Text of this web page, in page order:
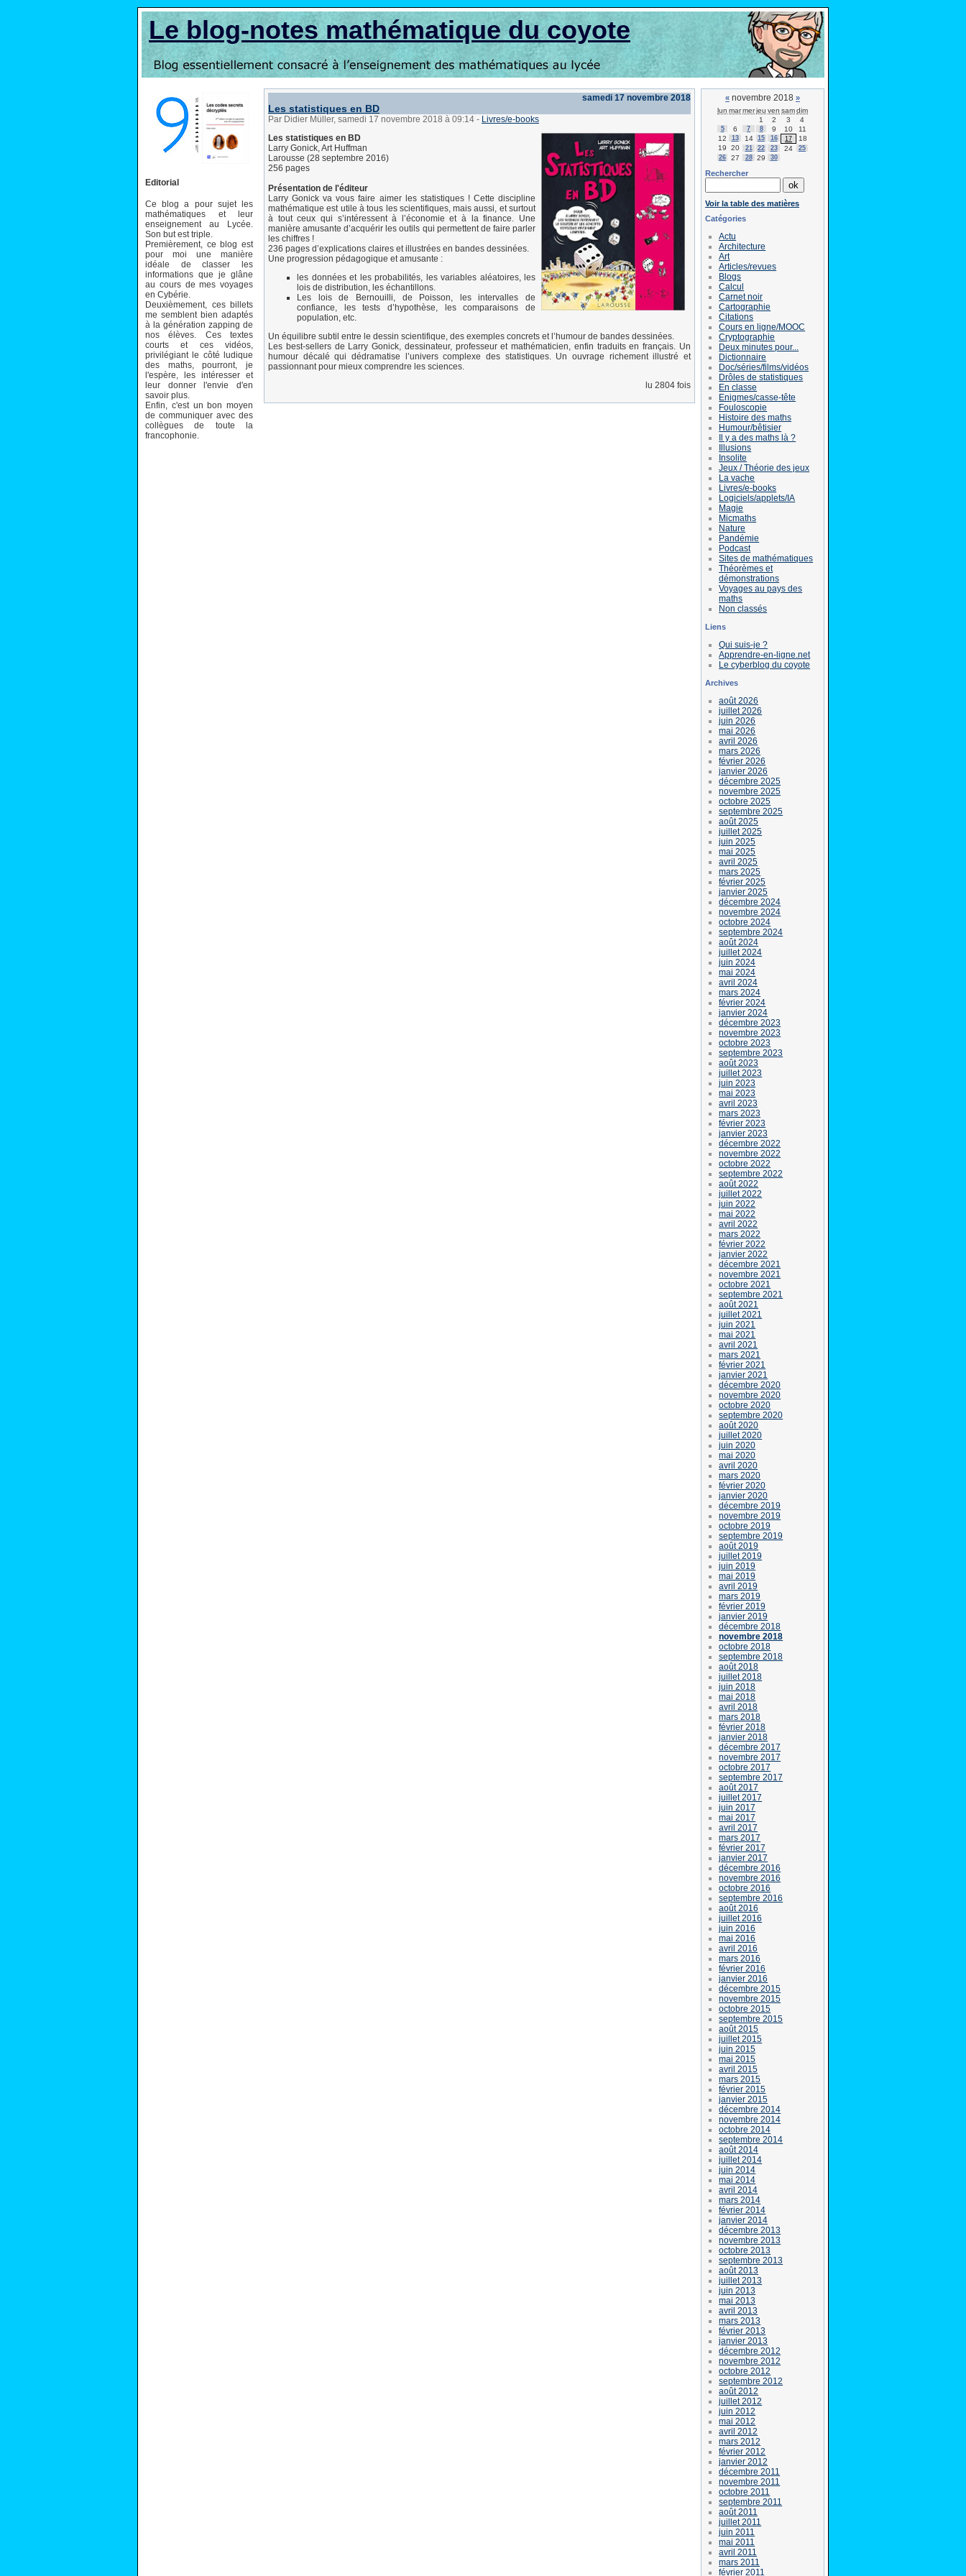
Le blog-notes mathématique du coyote
Editorial
Ce blog a pour sujet les
mathématiques et leur
enseignement au Lycée.
Son but est triple.
Premièrement, ce blog est
pour moi une manière
idéale de classer les
informations que je glâne
au cours de mes voyages
en Cybérie.
Deuxièmement, ces billets
me semblent bien adaptés
à la génération zapping de
nos élèves. Ces textes
courts et ces vidéos,
privilégiant le côté ludique
des maths, pourront, je
l'espère, les intéresser et
leur donner l'envie d'en
savoir plus.
Enfin, c'est un bon moyen
de communiquer avec des
collègues de toute la
francophonie.
samedi 17 novembre 2018
Les statistiques en BD
Par Didier Müller, samedi 17 novembre 2018 à 09:14 - Livres/e-books
Les statistiques en BD
Larry Gonick, Art Huffman
Larousse (28 septembre 2016)
256 pages
Présentation de l'éditeur
Larry Gonick va vous faire aimer les statistiques ! Cette discipline
mathématique est utile à tous les scientifiques, mais aussi, et surtout
à tout ceux qui s’intéressent à l’économie et à la finance. Une
manière amusante d’acquérir les outils qui permettent de faire parler
les chiffres !
236 pages d’explications claires et illustrées en bandes dessinées.
Une progression pédagogique et amusante :
les données et les probabilités, les variables aléatoires, les
lois de distribution, les échantillons.
Les lois de Bernouilli, de Poisson, les intervalles de
confiance, les tests d’hypothèse, les comparaisons de
population, etc.
Un équilibre subtil entre le dessin scientifique, des exemples concrets et l’humour de bandes dessinées.
Les best-sellers de Larry Gonick, dessinateur, professeur et mathématicien, enfin traduits en français. Un
humour décalé qui dédramatise l’univers complexe des statistiques. Un ouvrage richement illustré et
passionnant pour mieux comprendre les sciences.
lu 2804 fois
« novembre 2018 »
lun marmerjeu ven samdim
1
2 3 4
5 6 7 8 9 10
11
12
13 14 15 16 17
18
19
20 21 22 23 24
25
26
27 28 29 30
Rechercher
Voir la table des matières
Catégories
Actu
Architecture
Art
Articles/revues
Blogs
Calcul
Carnet noir
Cartographie
Citations
Cours en ligne/MOOC
Cryptographie
Deux minutes pour...
Dictionnaire
Doc/séries/films/vidéos
Drôles de statistiques
En classe
Enigmes/casse-tête
Fouloscopie
Histoire des maths
Humour/bêtisier
Il y a des maths là ?
Illusions
Insolite
Jeux / Théorie des jeux
La vache
Livres/e-books
Logiciels/applets/IA
Magie
Micmaths
Nature
Pandémie
Podcast
Sites de mathématiques
Théorèmes et
démonstrations
Voyages au pays des
maths
Non classés
Liens
Qui suis-je ?
Apprendre-en-ligne.net
Le cyberblog du coyote
Archives
août 2026
juillet 2026
juin 2026
mai 2026
avril 2026
mars 2026
février 2026
janvier 2026
décembre 2025
novembre 2025
octobre 2025
septembre 2025
août 2025
juillet 2025
juin 2025
mai 2025
avril 2025
mars 2025
février 2025
janvier 2025
décembre 2024
novembre 2024
octobre 2024
septembre 2024
août 2024
juillet 2024
juin 2024
mai 2024
avril 2024
mars 2024
février 2024
janvier 2024
décembre 2023
novembre 2023
octobre 2023
septembre 2023
août 2023
juillet 2023
juin 2023
mai 2023
avril 2023
mars 2023
février 2023
janvier 2023
décembre 2022
novembre 2022
octobre 2022
septembre 2022
août 2022
juillet 2022
juin 2022
mai 2022
avril 2022
mars 2022
février 2022
janvier 2022
décembre 2021
novembre 2021
octobre 2021
septembre 2021
août 2021
juillet 2021
juin 2021
mai 2021
avril 2021
mars 2021
février 2021
janvier 2021
décembre 2020
novembre 2020
octobre 2020
septembre 2020
août 2020
juillet 2020
juin 2020
mai 2020
avril 2020
mars 2020
février 2020
janvier 2020
décembre 2019
novembre 2019
octobre 2019
septembre 2019
août 2019
juillet 2019
juin 2019
mai 2019
avril 2019
mars 2019
février 2019
janvier 2019
décembre 2018
novembre 2018
octobre 2018
septembre 2018
août 2018
juillet 2018
juin 2018
mai 2018
avril 2018
mars 2018
février 2018
janvier 2018
décembre 2017
novembre 2017
octobre 2017
septembre 2017
août 2017
juillet 2017
juin 2017
mai 2017
avril 2017
mars 2017
février 2017
janvier 2017
décembre 2016
novembre 2016
octobre 2016
septembre 2016
août 2016
juillet 2016
juin 2016
mai 2016
avril 2016
mars 2016
février 2016
janvier 2016
décembre 2015
novembre 2015
octobre 2015
septembre 2015
août 2015
juillet 2015
juin 2015
mai 2015
avril 2015
mars 2015
février 2015
janvier 2015
décembre 2014
novembre 2014
octobre 2014
septembre 2014
août 2014
juillet 2014
juin 2014
mai 2014
avril 2014
mars 2014
février 2014
janvier 2014
décembre 2013
novembre 2013
octobre 2013
septembre 2013
août 2013
juillet 2013
juin 2013
mai 2013
avril 2013
mars 2013
février 2013
janvier 2013
décembre 2012
novembre 2012
octobre 2012
septembre 2012
août 2012
juillet 2012
juin 2012
mai 2012
avril 2012
mars 2012
février 2012
janvier 2012
décembre 2011
novembre 2011
octobre 2011
septembre 2011
août 2011
juillet 2011
juin 2011
mai 2011
avril 2011
mars 2011
février 2011